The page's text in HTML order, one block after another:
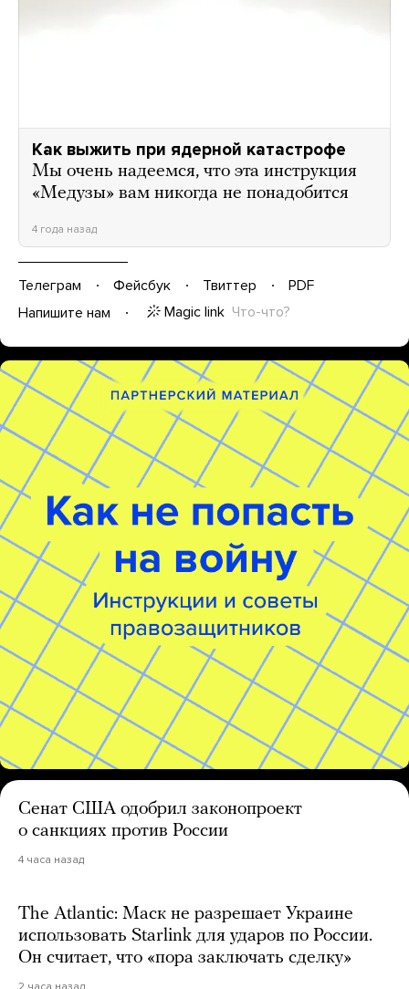
Как выжить при ядерной катастрофе
Мы очень надеемся, что эта инструкция
«Медузы» вам никогда не понадобится
4 года назад
Телеграм Фейсбук Твиттер
PDF
Напишите нам
Magic link Что-что?
Сенат США одобрил законопроект
о санкциях против России
4 часа назад
The Atlantic: Маск не разрешает Украине
использовать Starlink для ударов по России.
Он считает, что «пора заключать сделку»
2 часа назад